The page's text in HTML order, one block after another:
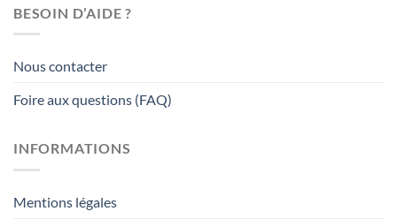
BESOIN D’AIDE ?
Nous contacter
Foire aux questions (FAQ)
INFORMATIONS
Mentions légales